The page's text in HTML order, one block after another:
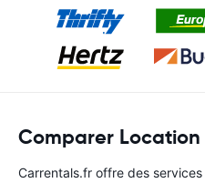
Comparer
Carrentals.fr offre des